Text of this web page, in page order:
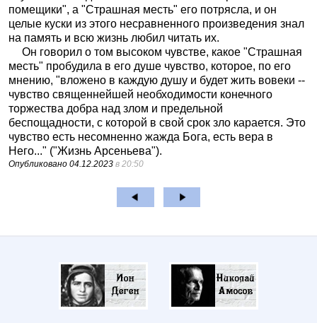
помещики", а "Страшная месть" его потрясла, и он
целые куски из этого несравненного произведения знал
на память и всю жизнь любил читать их.
Он говорил о том высоком чувстве, какое "Страшная
месть" пробудила в его душе чувство, которое, по его
мнению, "вложено в каждую душу и будет жить вовеки --
чувство священнейшей необходимости конечного
торжества добра над злом и предельной
беспощадности, с которой в свой срок зло карается. Это
чувство есть несомненно жажда Бога, есть вера в
Него..." ("Жизнь Арсеньева").
Опубликовано 04.12.2023 в 20:50